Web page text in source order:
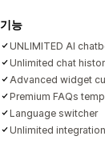
기능
UNLIMITED AI
Unlimited chat
Advanced widget
Premium FAQs
Language switcher
Unlimited integration